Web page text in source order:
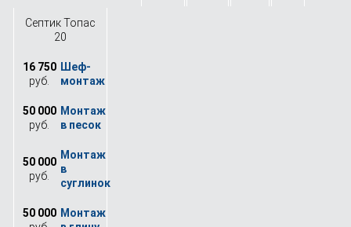
Септик Топас
20
16 750
руб.
50 000
руб.
50 000
руб.
50 000